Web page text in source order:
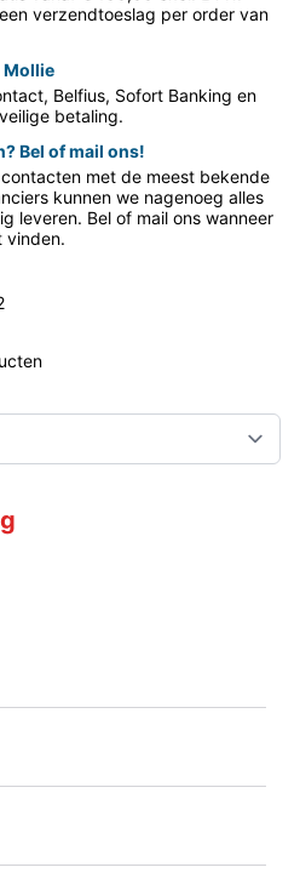
verzendtoeslag per order van
Mollie
Belfius, Sofort Banking en
betaling.
Bel of mail ons!
met de meest bekende
kunnen we nagenoeg alles
leveren. Bel of mail ons wanneer
vinden.